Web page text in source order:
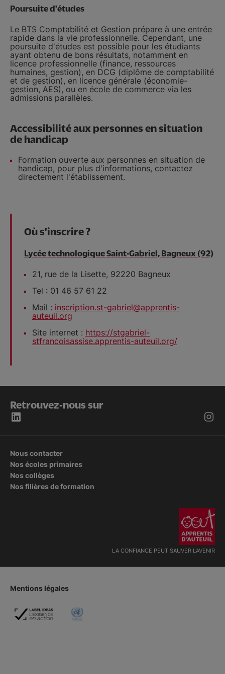
Poursuite d'études
Le BTS Comptabilité et Gestion prépare à une entrée
rapide dans la vie professionnelle. Cependant, une
poursuite d'études est possible pour les étudiants
ayant obtenu de bons résultats, notamment en
licence professionnelle (finance, ressources
humaines, gestion), en DCG (diplôme de comptabilité
et de gestion), en licence générale (économie-
gestion, AES), ou en école de commerce via les
admissions parallèles.
Accessibilité aux personnes en situation
de handicap
Formation ouverte aux personnes en situation de
handicap, pour plus d'informations, contactez
directement l'établissement.
Où s'inscrire ?
Lycée technologique Saint-Gabriel, Bagneux (92)
21, rue de la Lisette, 92220 Bagneux
Tel : 01 46 57 61 22
Mail : inscription.st-gabriel@apprentis-
auteuil.org
Site internet : https://stgabriel-
stfrancoisassise.apprentis-auteuil.org/
Retrouvez-nous sur
Nous contacter
Nos écoles primaires
Nos collèges
Nos filières de formation
LA CONFIANCE PEUT SAUVER L'AVENIR
Mentions légales